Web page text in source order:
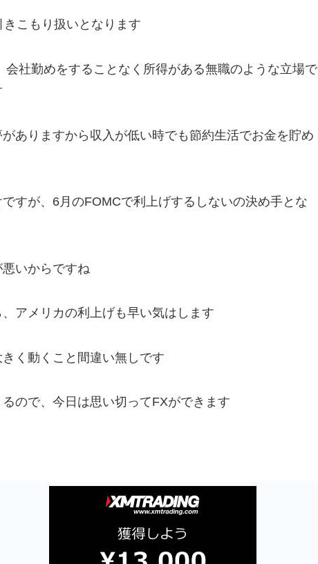
こもり扱いとなります
社勤めをすることなく所得がある無職のような立場で
ありますから収入が低い時でも節約生活でお金を貯め
すが、6月のFOMCで利上げするしないの決め手とな
いからですね
アメリカの利上げも早い気はします
く動くこと間違い無しです
ので、今日は思い切ってFXができます